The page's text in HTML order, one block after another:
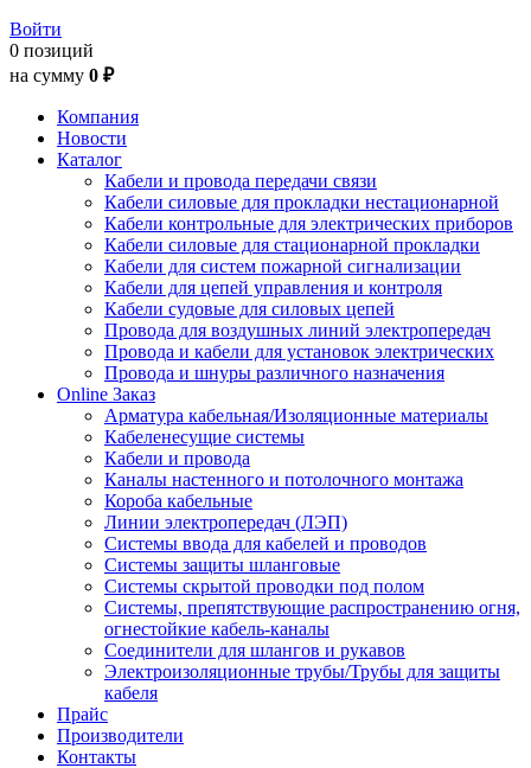
Войти
0 позиций
на сумму 0 ₽
Компания
Новости
Каталог
Кабели и провода передачи связи
Кабели силовые для прокладки нестационарной
Кабели контрольные для электрических приборов
Кабели силовые для стационарной прокладки
Кабели для систем пожарной сигнализации
Кабели для цепей управления и контроля
Кабели судовые для силовых цепей
Провода для воздушных линий электропередач
Провода и кабели для установок электрических
Провода и шнуры различного назначения
Online Заказ
Арматура кабельная/Изоляционные материалы
Кабеленесущие системы
Кабели и провода
Каналы настенного и потолочного монтажа
Короба кабельные
Линии электропередач (ЛЭП)
Системы ввода для кабелей и проводов
Системы защиты шланговые
Системы скрытой проводки под полом
Системы, препятствующие распространению огня,
огнестойкие кабель-каналы
Соединители для шлангов и рукавов
Электроизоляционные трубы/Трубы для защиты
кабеля
Прайс
Производители
Контакты